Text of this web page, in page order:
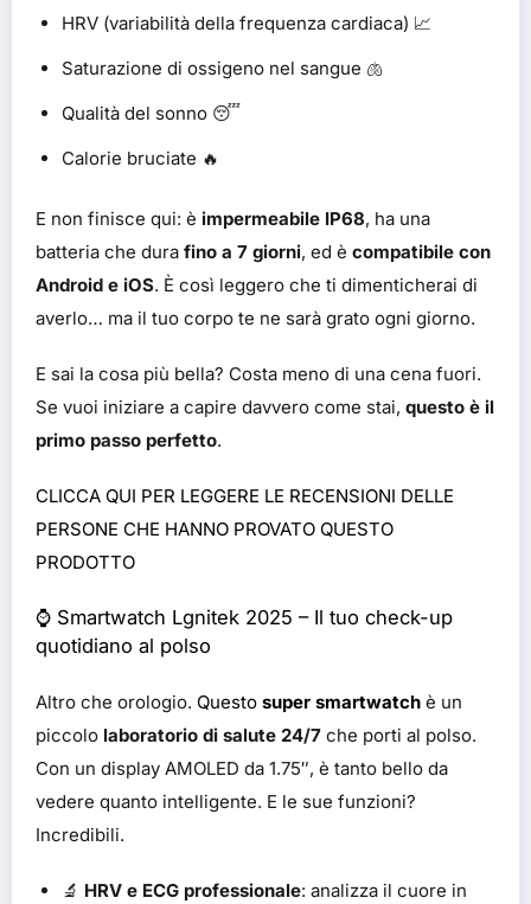
HRV (variabilità della frequenza cardiaca) 📈
Saturazione di ossigeno nel sangue 🫁
Qualità del sonno 😴
Calorie bruciate 🔥
E non finisce qui: è impermeabile IP68, ha una
batteria che dura fino a 7 giorni, ed è compatibile con
Android e iOS. È così leggero che ti dimenticherai di
averlo… ma il tuo corpo te ne sarà grato ogni giorno.
E sai la cosa più bella? Costa meno di una cena fuori.
Se vuoi iniziare a capire davvero come stai, questo è il
primo passo perfetto.
CLICCA QUI PER LEGGERE LE RECENSIONI DELLE
PERSONE CHE HANNO PROVATO QUESTO
PRODOTTO
⌚ Smartwatch Lgnitek 2025 – Il tuo check-up
quotidiano al polso
Altro che orologio. Questo super smartwatch è un
piccolo laboratorio di salute 24/7 che porti al polso.
Con un display AMOLED da 1.75″, è tanto bello da
vedere quanto intelligente. E le sue funzioni?
Incredibili.
🔬 HRV e ECG professionale: analizza il cuore in